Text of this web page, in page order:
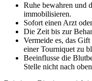
Ruhe bewahren und
immobilisieren.
Sofort einen Arzt
Die Zeit bis zur
Vermeide es, das
einer Tourniquet zu
Beeinflusse die
Stelle nicht nach